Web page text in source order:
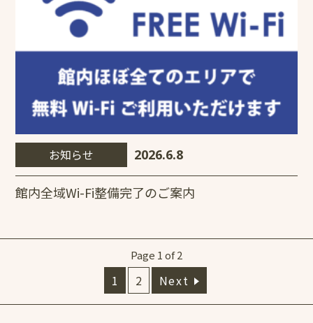
お知らせ 2026.6.8
館内全域Wi-Fi整備完了のご案内
Page 1 of 2
1 2 Next